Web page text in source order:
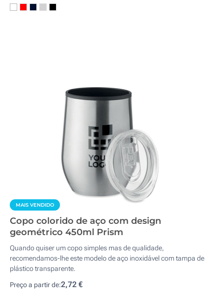
MAIS VENDIDO
Copo colorido de aço com design
geométrico 450ml Prism
Quando quiser um copo simples mas de qualidade,
recomendamos-lhe este modelo de aço inoxidável com tampa de
plástico transparente.
Preço a partir de:2,72 €